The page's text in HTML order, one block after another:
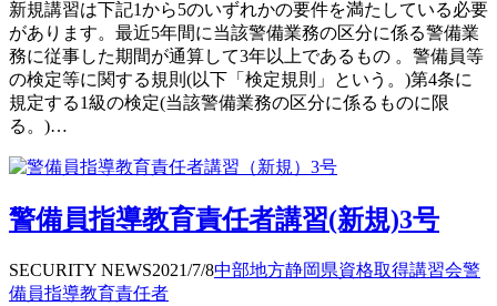
新規講習は下記1から5のいずれかの要件を満たしている必要
があります。最近5年間に当該警備業務の区分に係る警備業
務に従事した期間が通算して3年以上であるもの 。警備員等
の検定等に関する規則(以下「検定規則」という。)第4条に
規定する1級の検定(当該警備業務の区分に係るものに限
る。)…
警備員指導教育責任者講習(新規)3号
SECURITY NEWS2021/7/8中部地方静岡県資格取得講習会警
備員指導教育責任者